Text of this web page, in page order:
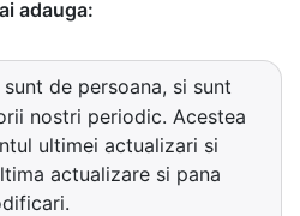
adauga:
de persoana, si sunt
nostri periodic. Acestea
ultimei actualizari si
actualizare si pana